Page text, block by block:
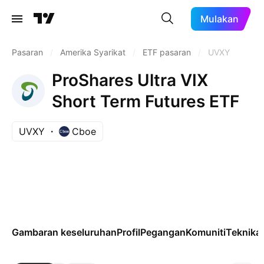
Mulakan
Pasaran Amerika Syarikat ETF pasaran UVXY
ProShares Ultra VIX
Short Term Futures ETF
UVXY Cboe
Gambaran keseluruhanProfilPeganganKomunitiTeknikal